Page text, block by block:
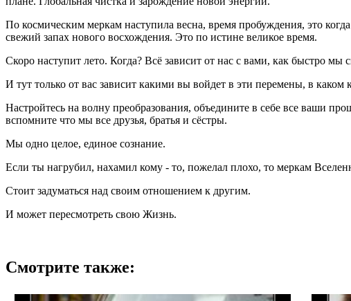
По космическим меркам наступила весна, время пробуждения, это
свежий запах нового восхождения. Это по истине великое время.
Скоро наступит лето. Когда? Всё зависит от нас с вами, как быстро
И тут только от вас зависит какими вы войдет в эти перемены, в
Настройтесь на волну преобразования, объедините в себе все ваши
вспомните что мы все друзья, братья и сёстры.
Мы одно целое, единое сознание.
Если ты нагрубил, нахамил кому - то, пожелал плохо, то меркам
Стоит задуматься над своим отношением к другим.
И может пересмотреть свою Жизнь.
Смотрите также: